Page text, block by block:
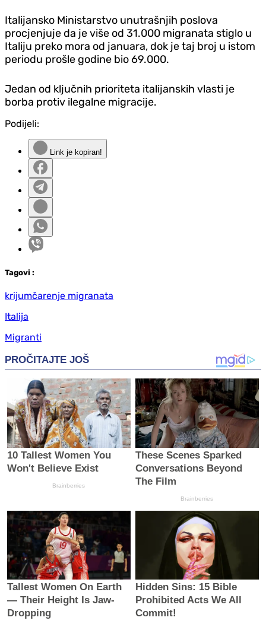
Italijansko Ministarstvo unutrašnjih poslova
procjenjuje da je više od 31.000 migranata stiglo u
Italiju preko mora od januara, dok je taj broj u istom
periodu prošle godine bio 69.000.
Jedan od ključnih prioriteta italijanskih vlasti je
borba protiv ilegalne migracije.
Podijeli:
Link je kopiran!
Tagovi :
krijumčarenje migranata
Italija
Migranti